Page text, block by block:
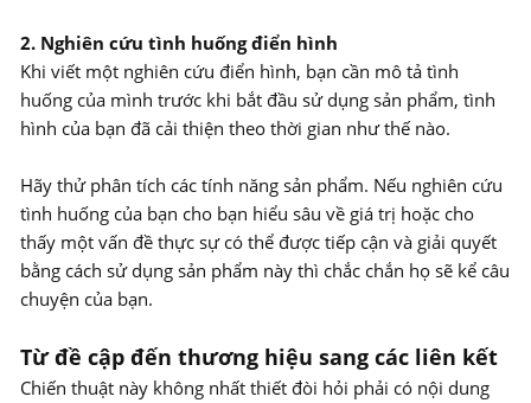
2. Nghiên cứu tình huống điển hình
Khi viết một nghiên cứu điển hình, bạn cần mô tả tình
huống của mình trước khi bắt đầu sử dụng sản phẩm, tình
hình của bạn đã cải thiện theo thời gian như thế nào.
Hãy thử phân tích các tính năng sản phẩm. Nếu nghiên cứu
tình huống của bạn cho bạn hiểu sâu về giá trị hoặc cho
thấy một vấn đề thực sự có thể được tiếp cận và giải quyết
bằng cách sử dụng sản phẩm này thì chắc chắn họ sẽ kể câu
chuyện của bạn.
Từ đề cập đến thương hiệu sang các liên kết
Chiến thuật này không nhất thiết đòi hỏi phải có nội dung